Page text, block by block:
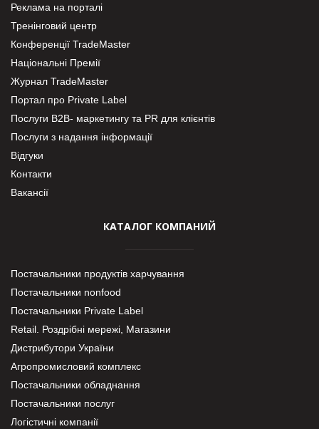
Реклама на порталі
Тренінговий центр
Конференції TradeMaster
Національні Премії
Журнал TradeMaster
Портал про Private Label
Послуги В2В- маркетингу та PR для клієнтів
Послуги з надання інформації
Відгуки
Контакти
Вакансії
КАТАЛОГ КОМПАНИЙ
Постачальники продуктів харчування
Постачальники nonfood
Постачальники Private Label
Retail. Роздрібні мережі, Магазини
Дистрибутори України
Агропромисловий комплекс
Постачальники обладнання
Постачальники послуг
Логістичні компанії